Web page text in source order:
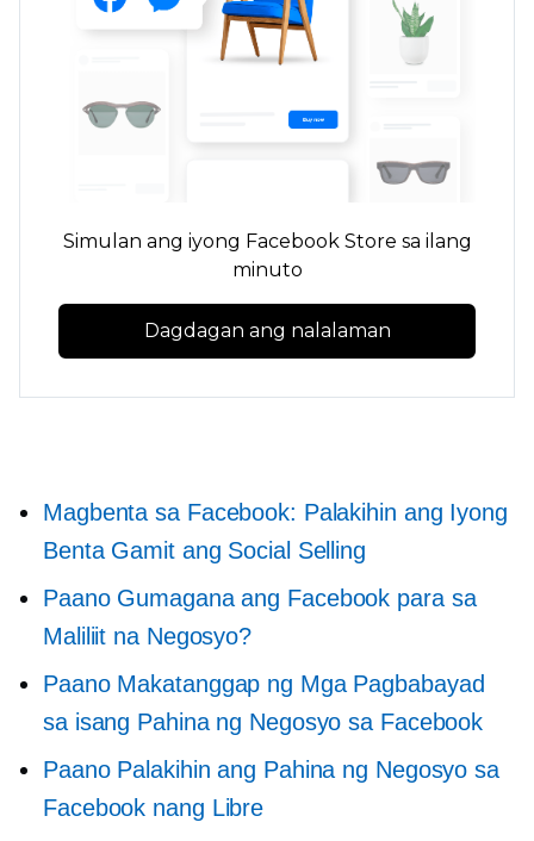
Simulan ang iyong Facebook Store sa ilang
minuto
Dagdagan ang nalalaman
Magbenta sa Facebook: Palakihin ang Iyong
Benta Gamit ang Social Selling
Paano Gumagana ang Facebook para sa
Maliliit na Negosyo?
Paano Makatanggap ng Mga Pagbabayad
sa isang Pahina ng Negosyo sa Facebook
Paano Palakihin ang Pahina ng Negosyo sa
Facebook nang Libre